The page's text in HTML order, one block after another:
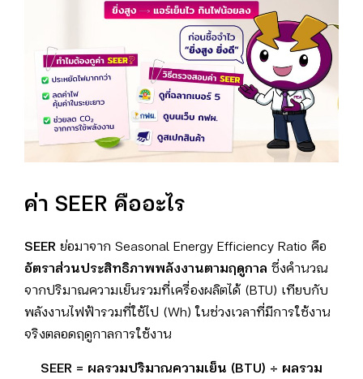
ค่า SEER คืออะไร
SEER ย่อมาจาก Seasonal Energy Efficiency Ratio คือ
อัตราส่วนประสิทธิภาพพลังงานตามฤดูกาล ซึ่งคำนวณ
จากปริมาณความเย็นรวมที่เครื่องผลิตได้ (BTU) เทียบกับ
พลังงานไฟฟ้ารวมที่ใช้ไป (Wh) ในช่วงเวลาที่มีการใช้งาน
จริงตลอดฤดูกาลการใช้งาน
S EER = ผลรวมปริมาณความเย็น ( BTU) ÷ ผลรวม